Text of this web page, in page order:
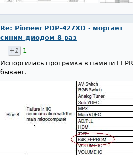
Re: Pioneer PDP-427XD - моргает
синим диодом 8 раз
+1
1
Испортилась програмка в памяти
бывает.